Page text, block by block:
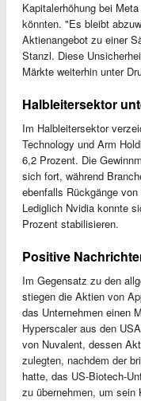
Kapitalerhöhung bei
könnten. "Es bleibt
Aktienangebot zu einer
Stanzl. Diese
Märkte weiterhin unter
Halbleitersektor
Im Halbleitersektor
Technology und Arm
6,2 Prozent. Die
sich fort, während
ebenfalls Rückgänge
Lediglich Nvidia konnte
Prozent stabilisieren.
Positive
Im Gegensatz zu den
stiegen die Aktien von
das Unternehmen einen
Hyperscaler aus den
von Nuvalent, dessen
zulegten, nachdem der
hatte, das US-Biotech-
zu übernehmen, um sein